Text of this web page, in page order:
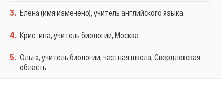
3. Елена (имя изменено), учитель английского языка
4. Кристина, учитель биологии, Москва
5. Ольга, учитель биологии, частная школа, Свердловская
область